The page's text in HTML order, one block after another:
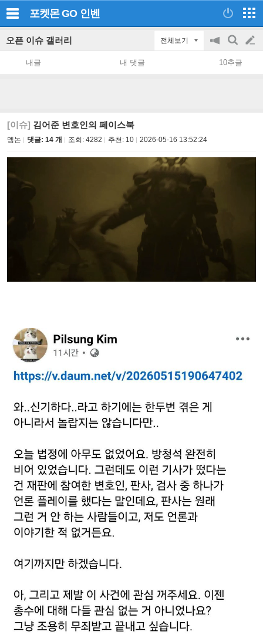
포켓몬 GO 인벤
오픈 이슈 갤러리 전체보기
공
지
on/off
검
색
글
쓰
내글 내 댓글 10추글
[이슈] 김어준 변호인의 페이스북
멤논 댓글: 14 개 조회: 4282 추천: 10 2026-05-16 13:52:24